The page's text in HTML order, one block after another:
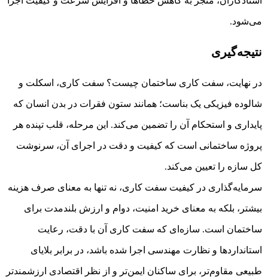
می‌شود.
نتیجه‌گیری
در نهایت، سفت کاری ساختمان چیست؟ سفت کاری، اسکلت و
شالوده فیزیکی یک بناست؛ همانند ستون فقرات در بدن انسان که
پایداری و استحکام آن را تضمین می‌کند. این مرحله، قلب تپنده هر
پروژه ساختمانی است که کیفیت و دقت در اجرای آن، سرنوشت
کل سازه را تعیین می‌کند.
سرمایه‌گذاری در کیفیت سفت کاری، نه تنها به معنای صرف هزینه
بیشتر، بلکه به معنای خرید امنیت، دوام و ارزش بلندمدت برای
ساختمان است. سازه‌ای که سفت کاری آن با دقت، رعایت
استانداردها و نظارت مهندسی اجرا شده باشد، در برابر بلایای
طبیعی مقاوم‌تر، برای ساکنان ایمن‌تر و از نظر اقتصادی ارزشمندتر